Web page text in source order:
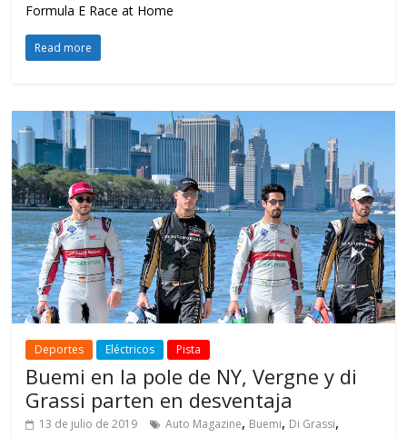
Formula E Race at Home
Read more
Deportes Eléctricos Pista
Buemi en la pole de NY, Vergne y di
Grassi parten en desventaja
13 de julio de 2019 Auto Magazine, Buemi, Di Grassi,